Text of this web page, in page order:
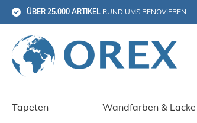
ÜBER 25.000 ARTIKEL RUND UMS RENOVIEREN
Tapeten Wandfarben & Lacke